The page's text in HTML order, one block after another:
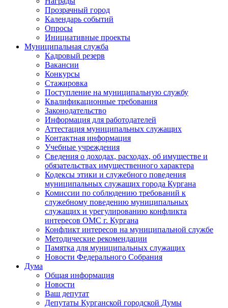
Прозрачный город
Календарь событий
Опросы
Инициативные проекты
Муниципальная служба
Кадровый резерв
Вакансии
Конкурсы
Стажировка
Поступление на муниципальную службу
Квалификационные требования
Законодательство
Информация для работодателей
Аттестация муниципальных служащих
Контактная информация
Учебные учреждения
Сведения о доходах, расходах, об имуществе и
обязательствах имущественного характера
Кодексы этики и служебного поведения
муниципальных служащих города Кургана
Комиссии по соблюдению требований к
служебному поведению муниципальных
служащих и урегулированию конфликта
интересов ОМС г. Кургана
Конфликт интересов на муниципальной службе
Методические рекомендации
Памятка для муниципальных служащих
Новости Федерального Cобрания
Дума
Общая информация
Новости
Ваш депутат
Депутаты Курганской городской Думы